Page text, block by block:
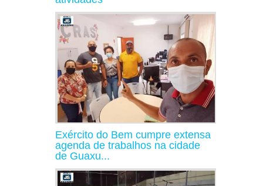
Exército do Bem cumpre extensa
agenda de trabalhos na cidade
de Guaxu...